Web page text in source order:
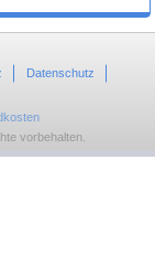
Datenschutz
vorbehalten.